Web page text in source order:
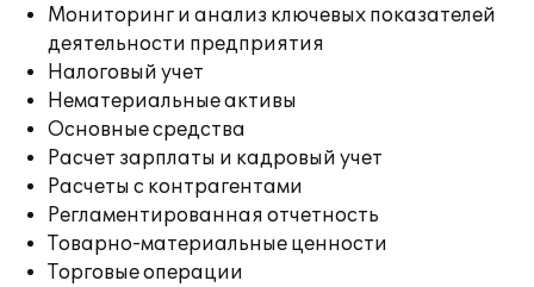
Мониторинг и анализ ключевых показателей
деятельности предприятия
Налоговый учет
Нематериальные активы
Основные средства
Расчет зарплаты и кадровый учет
Расчеты с контрагентами
Регламентированная отчетность
Товарно-материальные ценности
Торговые операции